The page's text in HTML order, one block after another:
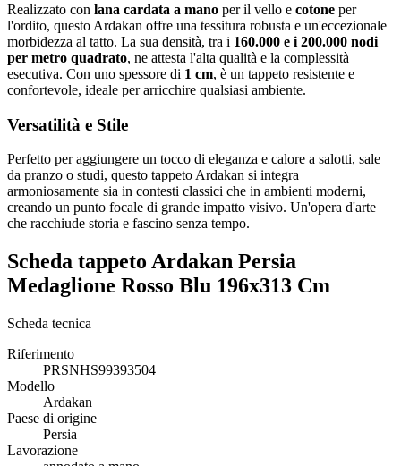
Realizzato con lana cardata a mano per il vello e cotone per
l'ordito, questo Ardakan offre una tessitura robusta e un'eccezionale
morbidezza al tatto. La sua densità, tra i 160.000 e i 200.000 nodi
per metro quadrato, ne attesta l'alta qualità e la complessità
esecutiva. Con uno spessore di 1 cm, è un tappeto resistente e
confortevole, ideale per arricchire qualsiasi ambiente.
Versatilità e Stile
Perfetto per aggiungere un tocco di eleganza e calore a salotti, sale
da pranzo o studi, questo tappeto Ardakan si integra
armoniosamente sia in contesti classici che in ambienti moderni,
creando un punto focale di grande impatto visivo. Un'opera d'arte
che racchiude storia e fascino senza tempo.
Scheda tappeto Ardakan Persia
Medaglione Rosso Blu 196x313 Cm
Scheda tecnica
Riferimento
PRSNHS99393504
Modello
Ardakan
Paese di origine
Persia
Lavorazione